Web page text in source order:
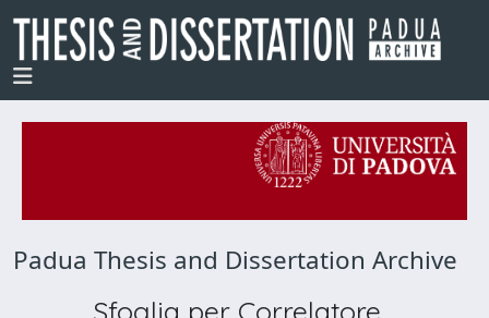
Padua Thesis and Dissertation Archive
Sfoglia per Correlatore